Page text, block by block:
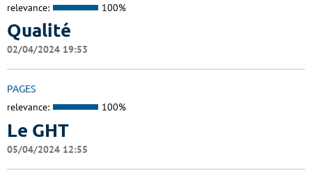
relevance: 100%
Qualité
02/04/2024 19:53
PAGES
relevance: 100%
Le GHT
05/04/2024 12:55